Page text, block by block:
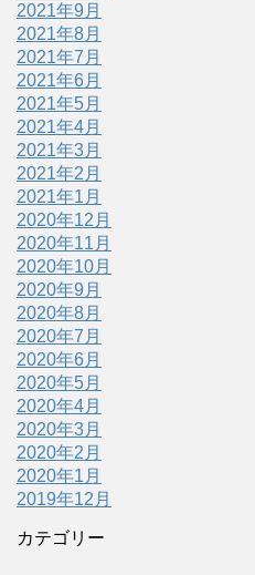
2021年9月
2021年8月
2021年7月
2021年6月
2021年5月
2021年4月
2021年3月
2021年2月
2021年1月
2020年12月
2020年11月
2020年10月
2020年9月
2020年8月
2020年7月
2020年6月
2020年5月
2020年4月
2020年3月
2020年2月
2020年1月
2019年12月
カテゴリー